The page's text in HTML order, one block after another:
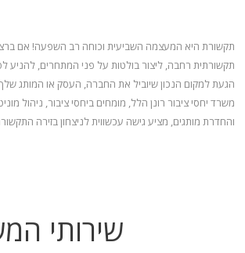
תקשורת היא המעצמה השביעית וכוחה רב השפעה! אם
תקשורתית רחבה, ליצור בולטות על פני המתחרים, להניע
הגעת למקום הנכון שיוביל את החברה, העסק או המותג
משרד יחסי ציבור רונן הלל, מומחים ביחסי ציבור, ניהול
והחדרת מותגים, מציע גישה עכשווית לניצחון בזירה
שירותי